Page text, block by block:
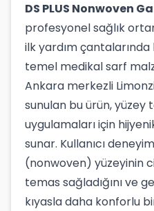
DS PLUS Nonwoven
profesyonel sağlık
ilk yardım
temel medikal sarf
Ankara merkezli
sunulan bu ürün, yüzey
uygulamaları için
sunar. Kullanıcı
(nonwoven) yüzeyinin
temas sağladığını ve
kıyasla daha konforlu